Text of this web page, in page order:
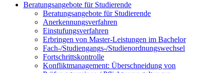
Beratungsangebote für Studierende
Beratungsangebote für Studierende
Anerkennungsverfahren
Einstufungsverfahren
Erbringen von Master-Leistungen im Bachelor
Fach-/Studiengangs-/Studienordnungswechsel
Fortschrittskontrolle
Konfliktmanagement: Überschneidung von